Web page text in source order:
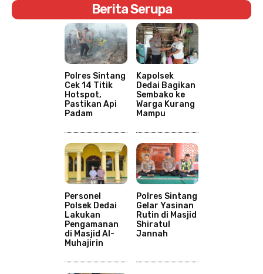
Berita Serupa
Polres Sintang
Cek 14 Titik
Hotspot,
Pastikan Api
Padam
Kapolsek
Dedai Bagikan
Sembako ke
Warga Kurang
Mampu
Personel
Polsek Dedai
Lakukan
Pengamanan
di Masjid Al-
Muhajirin
Polres Sintang
Gelar Yasinan
Rutin di Masjid
Shiratul
Jannah